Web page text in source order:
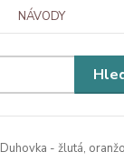
NÁVODY
Duhovka - žlutá,